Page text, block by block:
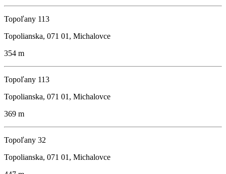
Topoľany 113
Topolianska, 071 01, Michalovce
354 m
Topoľany 113
Topolianska, 071 01, Michalovce
369 m
Topoľany 32
Topolianska, 071 01, Michalovce